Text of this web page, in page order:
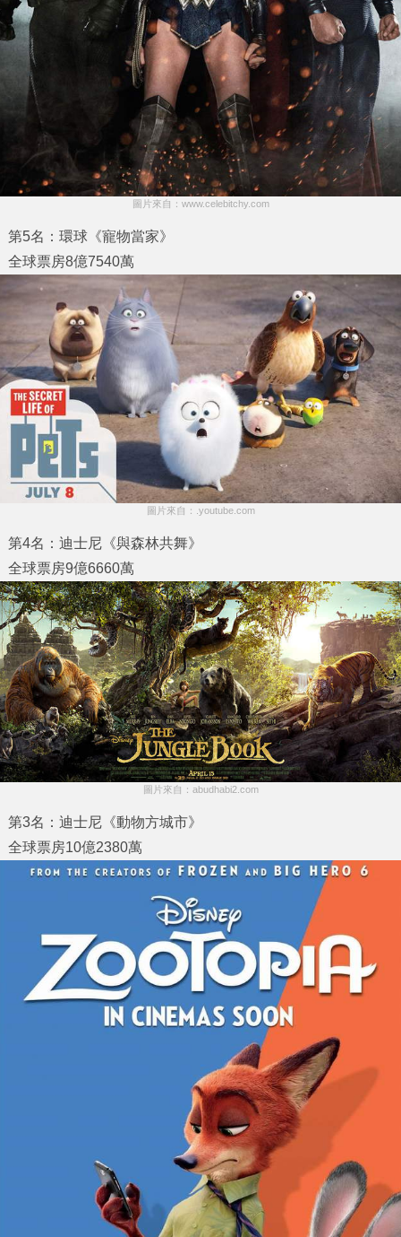
圖片來自：www.celebitchy.com
第5名：環球《寵物當家》
全球票房8億7540萬
圖片來自：.youtube.com
第4名：迪士尼《與森林共舞》
全球票房9億6660萬
圖片來自：abudhabi2.com
第3名：迪士尼《動物方城市》
全球票房10億2380萬